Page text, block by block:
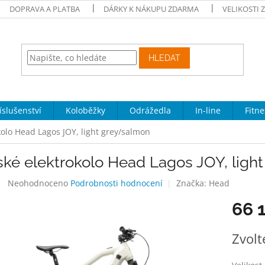
DOPRAVA A PLATBA DÁRKY K NÁKUPU ZDARMA VELIKOSTI
HLEDAT
Koloběžky Odrážedla In-line
Head Lagos JOY, light grey/salmon
elektrokolo Head Lagos JOY,
Průměrné
Neohodnoceno Podrobnosti hodnocení Značka: Head
66
cena: